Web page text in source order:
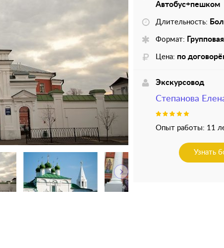
Автобус+пешком
Длительность:
Формат: Групповая
Цена: по
Экскурсовод
Степанова
Опыт работы: 11
Узнать